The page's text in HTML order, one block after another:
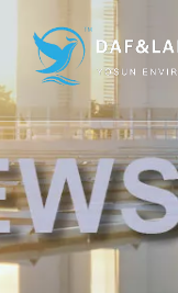
Artículos